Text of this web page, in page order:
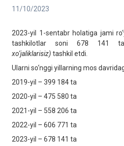
11/10/2023
2023-yil 1-sentabr holatiga jami
tashkilotlar soni 678 141
xo‘jaliklarisiz) tashkil etdi.
Ularni so‘nggi yillarning mos
2019-yil – 399 184 ta
2020-yil – 475 580 ta
2021-yil – 558 206 ta
2022-yil – 606 771 ta
2023-yil – 678 141 ta